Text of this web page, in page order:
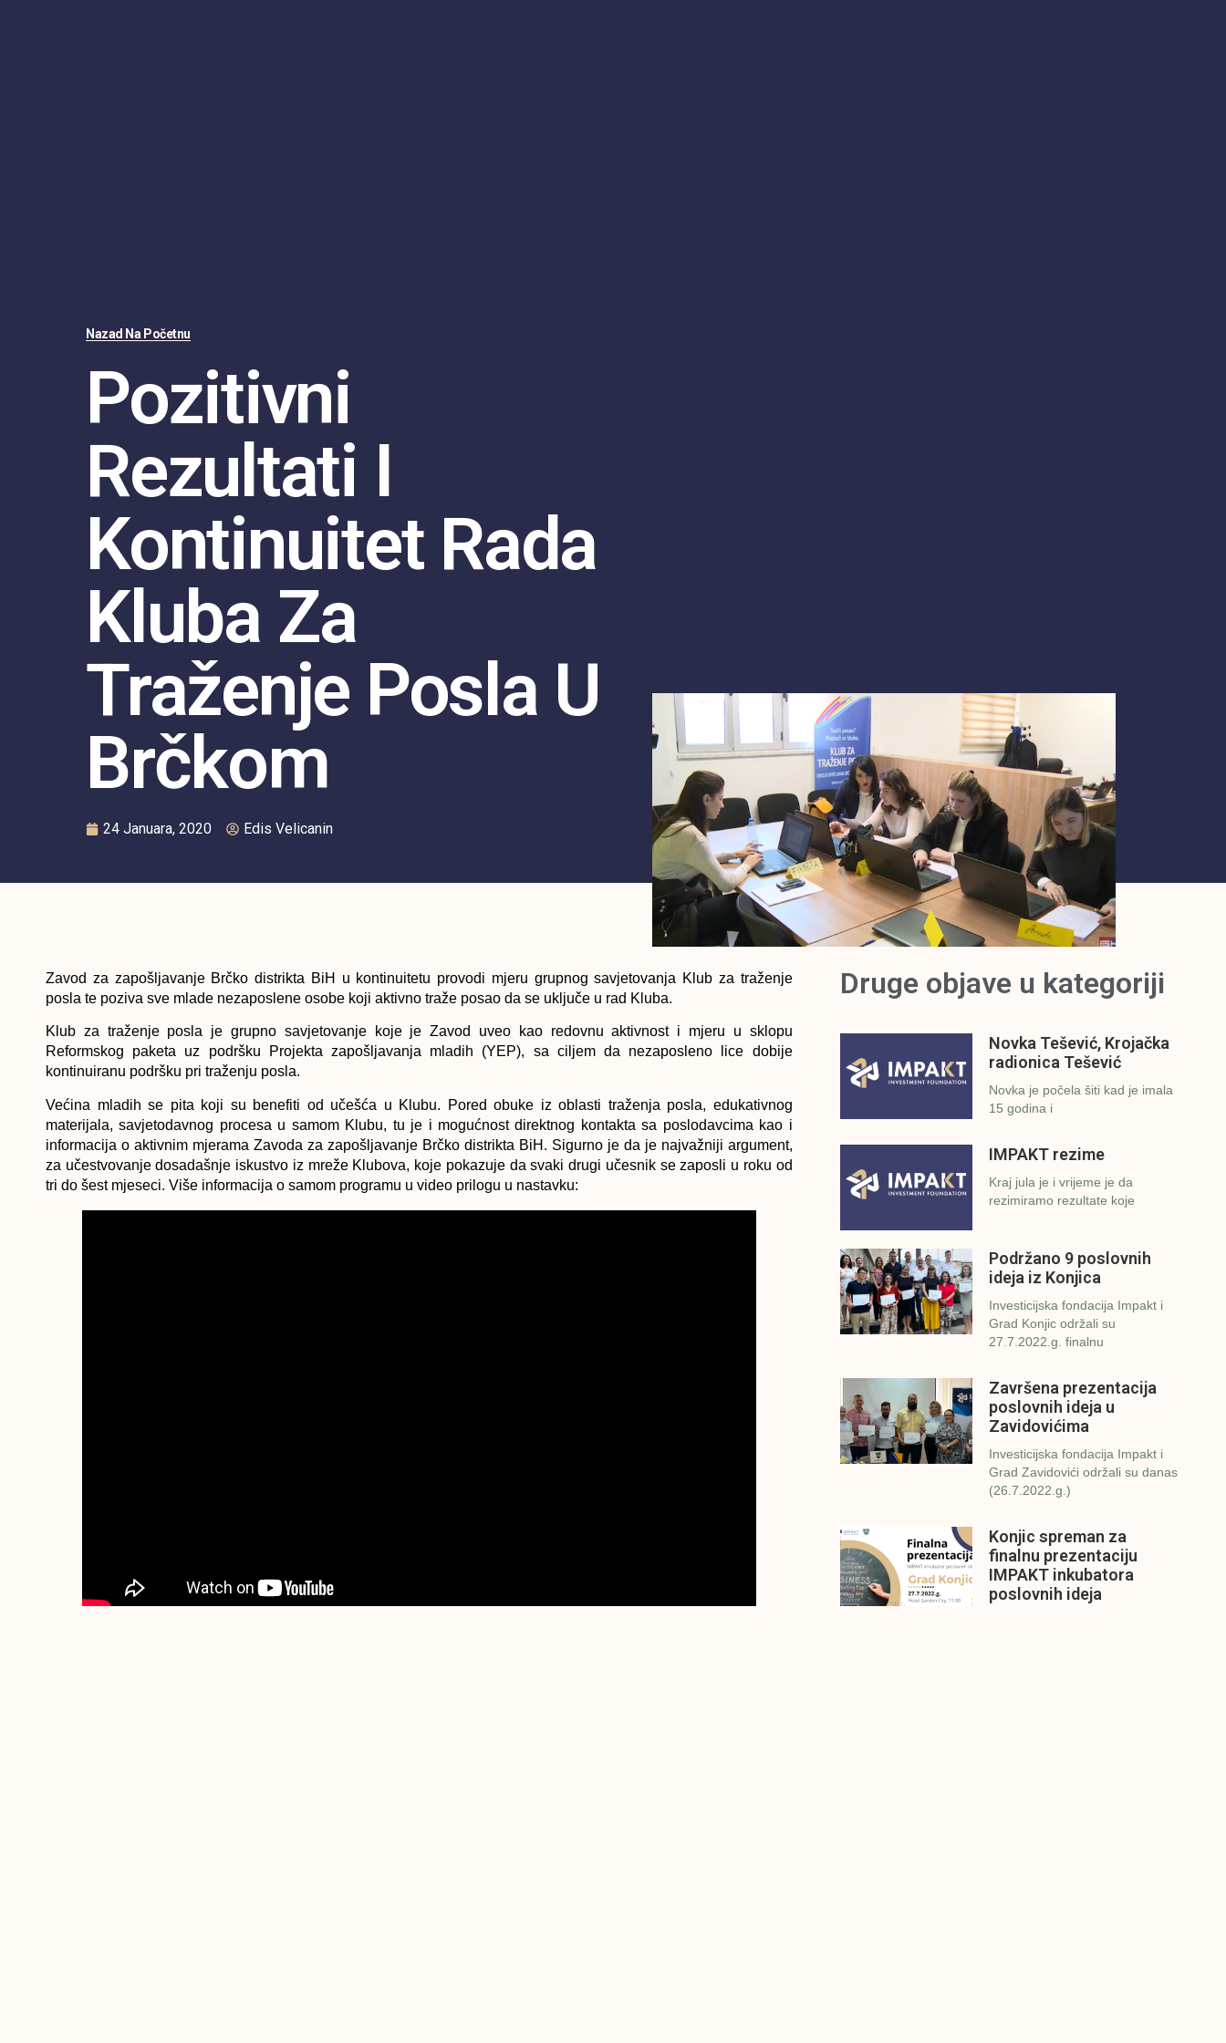
Nazad Na Početnu
Pozitivni
Rezultati I
Kontinuitet Rada
Kluba Za
Traženje Posla U
Brčkom
24 Januara, 2020 Edis Velicanin
Zavod za zapošljavanje Brčko distrikta BiH u kontinuitetu provodi mjeru grupnog savjetovanja Klub za traženje
posla te poziva sve mlade nezaposlene osobe koji aktivno traže posao da se uključe u rad Kluba.
Klub za traženje posla je grupno savjetovanje koje je Zavod uveo kao redovnu aktivnost i mjeru u sklopu
Reformskog paketa uz podršku Projekta zapošljavanja mladih (YEP), sa ciljem da nezaposleno lice dobije
kontinuiranu podršku pri traženju posla.
Većina mladih se pita koji su benefiti od učešća u Klubu. Pored obuke iz oblasti traženja posla, edukativnog
materijala, savjetodavnog procesa u samom Klubu, tu je i mogućnost direktnog kontakta sa poslodavcima kao i
informacija o aktivnim mjerama Zavoda za zapošljavanje Brčko distrikta BiH. Sigurno je da je najvažniji argument,
za učestvovanje dosadašnje iskustvo iz mreže Klubova, koje pokazuje da svaki drugi učesnik se zaposli u roku od
tri do šest mjeseci. Više informacija o samom programu u video prilogu u nastavku:
Druge objave u kategoriji
Novka Tešević, Krojačka
radionica Tešević
Novka je počela šiti kad je imala
15 godina i
IMPAKT rezime
Kraj jula je i vrijeme je da
rezimiramo rezultate koje
Podržano 9 poslovnih
ideja iz Konjica
Investicijska fondacija Impakt i
Grad Konjic održali su
27.7.2022.g. finalnu
Završena prezentacija
poslovnih ideja u
Zavidovićima
Investicijska fondacija Impakt i
Grad Zavidovići održali su danas
(26.7.2022.g.)
Konjic spreman za
finalnu prezentaciju
IMPAKT inkubatora
poslovnih ideja